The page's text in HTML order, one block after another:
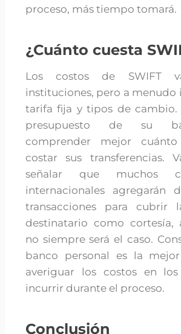
proceso, más tiempo tomará.
¿Cuánto cuesta
Los costos de SWIFT
instituciones, pero a menudo
tarifa fija y tipos de cambio.
presupuesto de su
comprender mejor
costar sus transferencias.
señalar que muchos
internacionales agregarán
transacciones para cubrir
destinatario como cortesía,
no siempre será el caso.
banco personal es la
averiguar los costos en
incurrir durante el proceso.
Conclusión